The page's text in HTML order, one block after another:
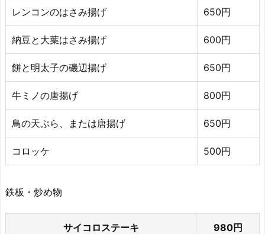
レンコンのはさみ揚げ 650円
納豆と大葉はさみ揚げ 600円
餅と明太子の磯辺揚げ 650円
牛ミノの唐揚げ 800円
鳥の天ぷら、または唐揚げ 650円
コロッケ 500円
鉄板・炒め物
サイコロステーキ 980円